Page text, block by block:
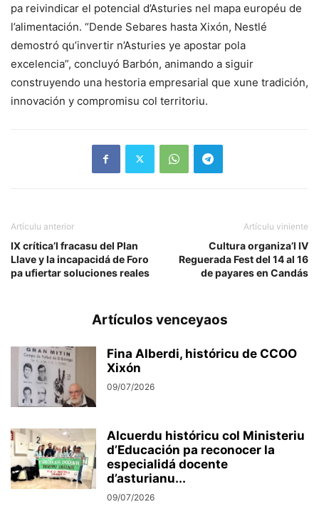
pa reivindicar el potencial d’Asturies nel mapa européu de
l’alimentación. “Dende Sebares hasta Xixón, Nestlé
demostró qu’invertir n’Asturies ye apostar pola
excelencia”, concluyó Barbón, animando a siguir
construyendo una hestoria empresarial que xune tradición,
innovación y compromisu col territoriu.
Artículu anterior
IX crítica’l fracasu del Plan
Llave y la incapacidá de Foro
pa ufiertar soluciones reales
Artículu viniente
Cultura organiza’l IV
Reguerada Fest del 14 al 16
de payares en Candás
Artículos venceyaos
Fina Alberdi, históricu de CCOO
Xixón
09/07/2026
Alcuerdu históricu col Ministeriu
d’Educación pa reconocer la
especialidá docente
d’asturianu...
09/07/2026